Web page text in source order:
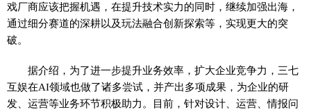
戏厂商应该把握机遇，在提升技术实力的同时，继续加强出海，
通过细分赛道的深耕以及玩法融合创新探索等，实现更大的突
破。
据介绍，为了进一步提升业务效率，扩大企业竞争力，三七
互娱在AI领域也做了诸多尝试，并产出多项成果，为企业的研
发、运营等业务环节积极助力。目前，针对设计、运营、情报问